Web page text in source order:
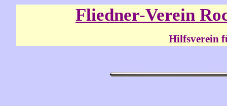
Fliedner-Verein
Hilfsverein für junge